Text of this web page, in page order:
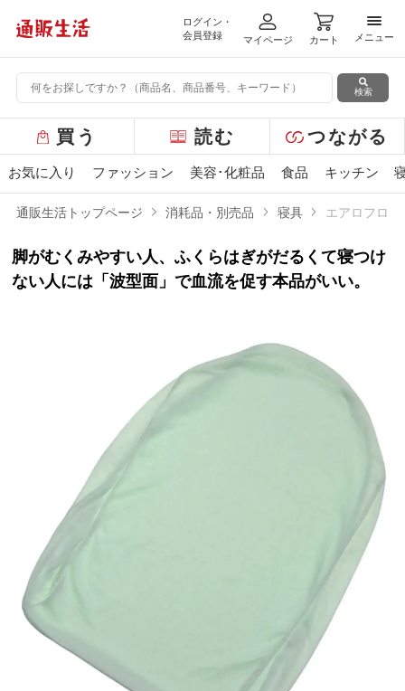
ログイン・
会員登録
マイページ カート
メニ
メニュー
検索
ー
バ
ュ
ー
買う 読む つながる
お気に入り ファッション 美容･化粧品 食品 キッチン
通販生活トップページ 消耗品・別売品 寝具 エアロフロ
脚がむくみやすい人、ふくらはぎがだるくて寝つけ
ない人には「波型面」で血流を促す本品がいい。